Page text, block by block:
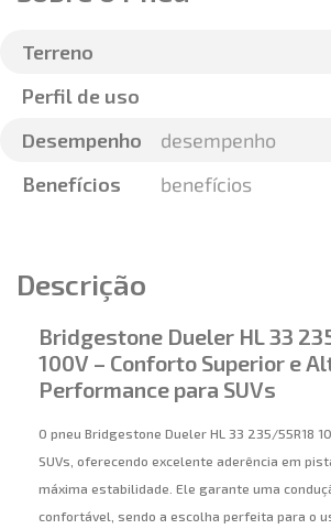
Terreno
Perfil de uso
Desempenho
desempenho
Benefícios
benefícios
Descrição
Bridgestone Dueler HL 33
100V – Conforto Superior e
Performance para SUVs
O pneu Bridgestone Dueler HL 33 235/55R18
SUVs, oferecendo excelente aderência em
máxima estabilidade. Ele garante uma
confortável, sendo a escolha perfeita para o